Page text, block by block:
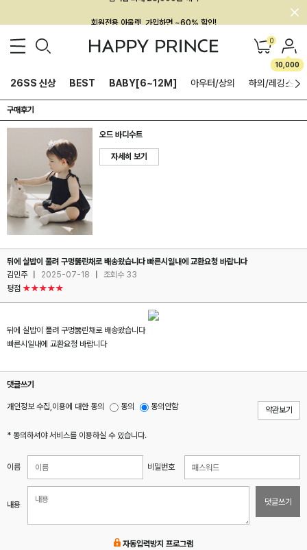
멤버십 최대 28,000원 혜택 0
10,000
26SS 신상 BEST BABY[6~12M] 아우터/상의 하의/레깅스
구매후기
오드 바디수트
자세히 보기
뒤에 실밥이 풀려 구멍뚫린채로 배송왔습니다 빠른시일내에 교환요청 바랍니다
김민주
2025-07-18
조회수 33
평점 ★★★★★
뒤에 실밥이 풀려 구멍뚫린채로 배송왔습니다
빠른시일내에 교환요청 바랍니다
댓글쓰기
개인정보 수집,이용에 대한 동의 동의 동의안함 약관보기
* 동의하셔야 서비스를 이용하실 수 있습니다.
이름 비밀번호
내용 댓글쓰기
자동입력방지 프로그램